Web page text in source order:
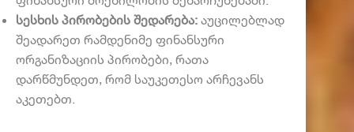
სესხის პირობების შედარება: აუცილებლად
შეადარეთ რამდენიმე ფინანსური
ორგანიზაციის პირობები, რათა
დარწმუნდეთ, რომ საუკეთესო არჩევანს
აკეთებთ.